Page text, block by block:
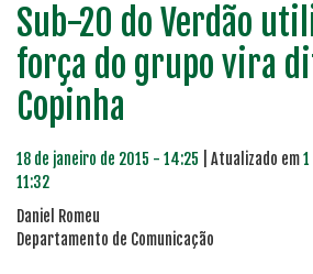
Sub-20 do Verdão
força do grupo vira
Copinha
18 de janeiro de 2015 - 14:25 | Atualizado em
11:32
Daniel Romeu
Departamento de Comunicação